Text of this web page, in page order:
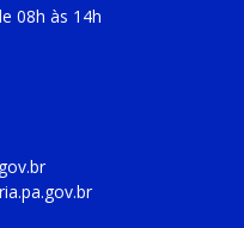
08h às 14h